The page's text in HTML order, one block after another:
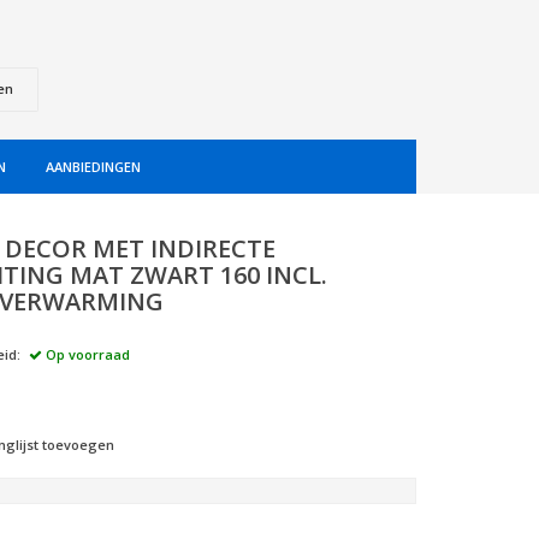
AANBIEDINGEN
DECOR MET INDIRECTE
MAT ZWART 160 INCL.
Op voorraad
toevoegen